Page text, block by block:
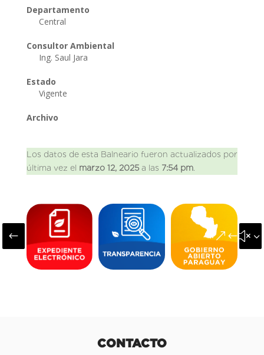
Departamento
Central
Consultor Ambiental
Ing. Saul Jara
Estado
Vigente
Archivo
Los datos de esta Balneario fueron actualizados por
última vez el marzo 12, 2025a las 7:54 pm.
#
CONTACTO